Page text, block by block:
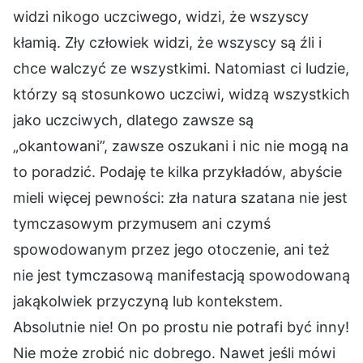
widzi nikogo uczciwego, widzi, że wszyscy
kłamią. Zły człowiek widzi, że wszyscy są źli i
chce walczyć ze wszystkimi. Natomiast ci ludzie,
którzy są stosunkowo uczciwi, widzą wszystkich
jako uczciwych, dlatego zawsze są
„okantowani”, zawsze oszukani i nic nie mogą na
to poradzić. Podaję te kilka przykładów, abyście
mieli więcej pewności: zła natura szatana nie jest
tymczasowym przymusem ani czymś
spowodowanym przez jego otoczenie, ani też
nie jest tymczasową manifestacją spowodowaną
jakąkolwiek przyczyną lub kontekstem.
Absolutnie nie! On po prostu nie potrafi być inny!
Nie może zrobić nic dobrego. Nawet jeśli mówi